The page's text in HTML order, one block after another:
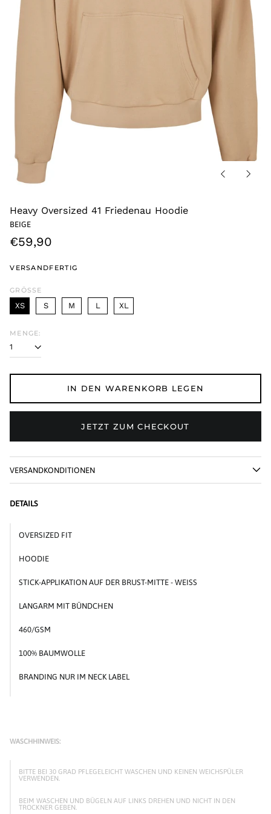
Vorherige
Folie
Folie
Heavy Oversized 41 Friedenau Hoodie
BEIGE
Normaler
€59,90
VERSANDFERTIG
GRÖSSE
XS S M L XL
MENGE:
IN DEN WARENKORB LEGEN
JETZT ZUM CHECKOUT
VERSANDKONDITIONEN
DETAILS
OVERSIZED FIT
HOODIE
STICK-APPLIKATION AUF DER BRUST-MITTE - WEISS
LANGARM MIT BÜNDCHEN
460/GSM
100% BAUMWOLLE
BRANDING NUR IM NECK LABEL
WASCHHINWEIS:
BITTE BEI 30 GRAD PFLEGELEICHT WASCHEN UND KEINEN WEICHSPÜLER
VERWENDEN.
BEIM WASCHEN UND BÜGELN AUF LINKS DREHEN UND NICHT IN DEN
TROCKNER GEBEN.